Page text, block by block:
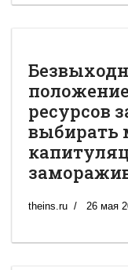
ресурсов
выбирать
theins.ru 26 мая